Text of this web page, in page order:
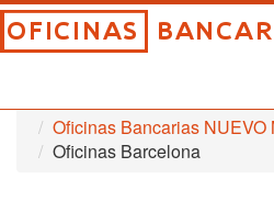
Inicio
Oficinas Bancarias
Oficinas Bancarias NUEVO
Oficinas Barcelona